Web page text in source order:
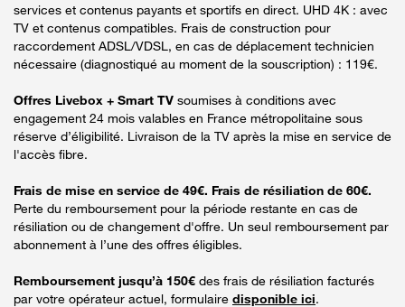
services et contenus payants et sportifs en direct. UHD 4K : avec
TV et contenus compatibles. Frais de construction pour
raccordement ADSL/VDSL, en cas de déplacement technicien
nécessaire (diagnostiqué au moment de la souscription) : 119€.
Offres Livebox + Smart TV soumises à conditions avec
engagement 24 mois valables en France métropolitaine sous
réserve d’éligibilité. Livraison de la TV après la mise en service de
l'accès fibre.
Frais de mise en service de 49€. Frais de résiliation de 60€.
Perte du remboursement pour la période restante en cas de
résiliation ou de changement d'offre. Un seul remboursement par
abonnement à l’une des offres éligibles.
Remboursement jusqu’à 150€ des frais de résiliation facturés
par votre opérateur actuel, formulaire disponible ici.